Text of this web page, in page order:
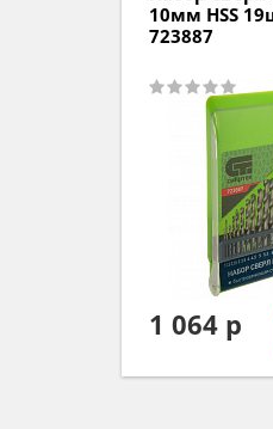
10х0,5мм
19шт D.BOR
4 907 р